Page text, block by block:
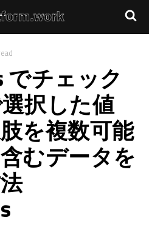
でチェック
択した値
を複数可能
むデータを